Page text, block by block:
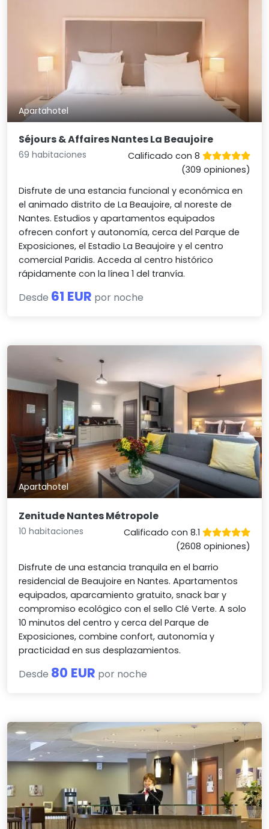
Apartahotel
Séjours & Affaires Nantes La Beaujoire
69 habitaciones
Calificado con 8
(309 opiniones)
Disfrute de una estancia funcional y económica en
el animado distrito de La Beaujoire, al noreste de
Nantes. Estudios y apartamentos equipados
ofrecen confort y autonomía, cerca del Parque de
Exposiciones, el Estadio La Beaujoire y el centro
comercial Paridis. Acceda al centro histórico
rápidamente con la línea 1 del tranvía.
Desde 61 EUR por noche
Apartahotel
Zenitude Nantes Métropole
10 habitaciones
Calificado con 8.1
(2608 opiniones)
Disfrute de una estancia tranquila en el barrio
residencial de Beaujoire en Nantes. Apartamentos
equipados, aparcamiento gratuito, snack bar y
compromiso ecológico con el sello Clé Verte. A solo
10 minutos del centro y cerca del Parque de
Exposiciones, combine confort, autonomía y
practicidad en sus desplazamientos.
Desde 80 EUR por noche